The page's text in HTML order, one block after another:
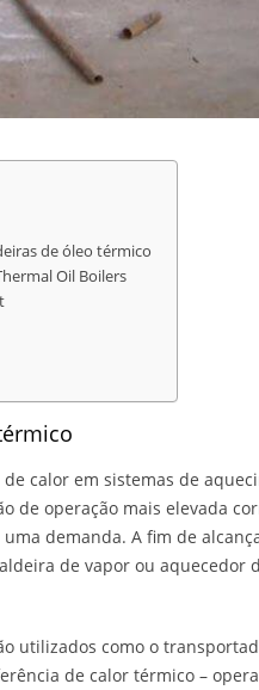
de óleo térmico
Oil Boilers
calor em sistemas de
de operação mais elevada
demanda. A fim de
de vapor ou aquecedor
utilizados como o
de calor térmico –